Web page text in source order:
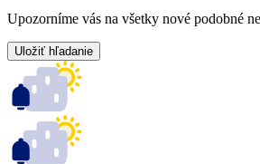
Upozorníme vás na všetky nové podobné
Uložiť hľadanie